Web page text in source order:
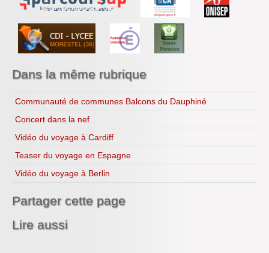
Ressources
Dans la même rubrique
Communauté de communes Balcons du Dauphiné
Concert dans la nef
Vidéo du voyage à Cardiff
Teaser du voyage en Espagne
Vidéo du voyage à Berlin
Partager cette page
Lire aussi